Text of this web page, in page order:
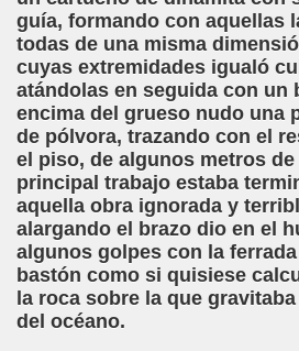
guía, formando con aquellas
todas de una misma
cuyas extremidades igualó
atándolas en seguida con un
encima del grueso nudo una
de pólvora, trazando con el
el piso, de algunos metros de
principal trabajo estaba
aquella obra ignorada y
alargando el brazo dio en el
algunos golpes con la
bastón como si quisiese
la roca sobre la que
del océano.
Aldaba)
(Francisco García Pavón)
de la Vida de Casimiro